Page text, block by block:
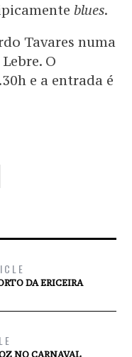
blues.
Tavares numa
O
e a entrada é
DA ERICEIRA
NO CARNAVAL